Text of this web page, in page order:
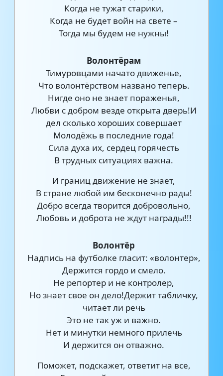
Когда не тужат старики,
Когда не будет войн на свете –
Тогда мы будем не нужны!
Волонтёрам
Тимуровцами начато движенье,
Что волонтёрством названо теперь.
Нигде оно не знает пораженья,
Любви с добром везде открыта дверь!И
дел сколько хороших совершает
Молодёжь в последние года!
Сила духа их, сердец горячесть
В трудных ситуациях важна.
И границ движение не знает,
В стране любой им бесконечно рады!
Добро всегда творится добровольно,
Любовь и доброта не ждут награды!!!
Волонтёр
Надпись на футболке гласит: «волонтер»,
Держится гордо и смело.
Не репортер и не контролер,
Но знает свое он дело!Держит табличку,
читает ли речь
Это не так уж и важно.
Нет и минутки немного прилечь
И держится он отважно.
Поможет, подскажет, ответит на все,